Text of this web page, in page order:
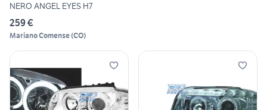
NERO ANGEL EYES H7
259 €
Mariano Comense(CO)